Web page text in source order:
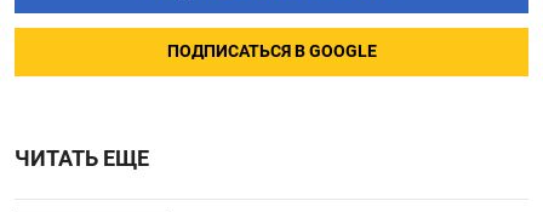
ПОДПИСАТЬСЯ В GOOGLE
ЧИТАТЬ ЕЩЕ